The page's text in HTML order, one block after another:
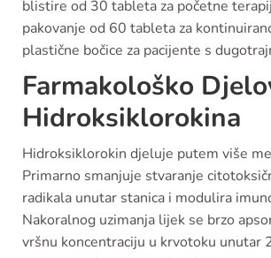
blistire od 30 tableta za početne
pakovanje od 60 tableta za
plastične bočice za pacijente s
Farmakološko
Hidroksiklorokina
Hidroksiklorokin djeluje putem više
Primarno smanjuje stvaranje
radikala unutar stanica i modulira
Nakoralnog uzimanja lijek se brzo
vršnu koncentraciju u krvotoku unutar